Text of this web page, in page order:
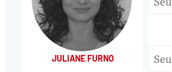
JULIANE FURNO